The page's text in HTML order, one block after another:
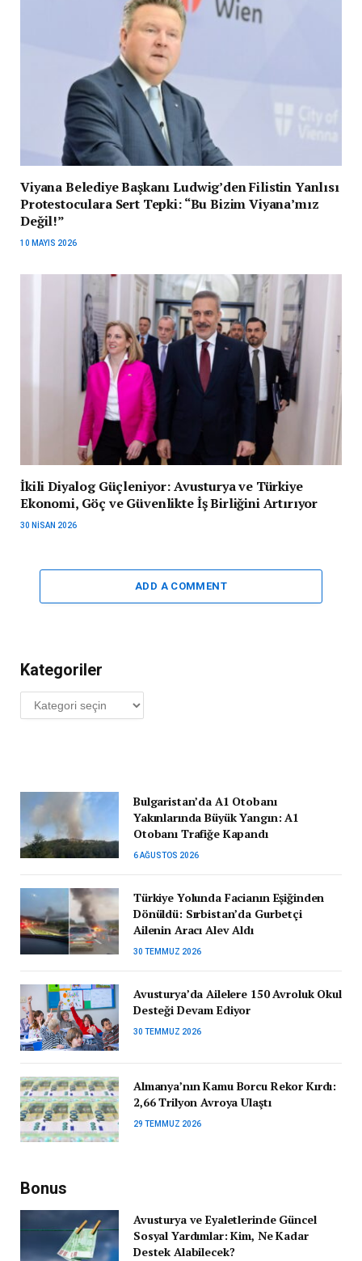
Viyana Belediye Başkanı Ludwig’den Filistin Yanlısı
Protestoculara Sert Tepki: “Bu Bizim Viyana’mız
Değil!”
10 MAYIS 2026
İkili Diyalog Güçleniyor: Avusturya ve Türkiye
Ekonomi, Göç ve Güvenlikte İş Birliğini Artırıyor
30 NISAN 2026
ADD A COMMENT
Kategoriler
Kategoriler
Bulgaristan’da A1 Otobanı
Yakınlarında Büyük Yangın: A1
Otobanı Trafiğe Kapandı
6 AĞUSTOS 2026
Türkiye Yolunda Facianın Eşiğinden
Dönüldü: Sırbistan’da Gurbetçi
Ailenin Aracı Alev Aldı
30 TEMMUZ 2026
Avusturya’da Ailelere 150 Avroluk Okul
Desteği Devam Ediyor
30 TEMMUZ 2026
Almanya’nın Kamu Borcu Rekor Kırdı:
2,66 Trilyon Avroya Ulaştı
29 TEMMUZ 2026
Bonus
Avusturya ve Eyaletlerinde Güncel
Sosyal Yardımlar: Kim, Ne Kadar
Destek Alabilecek?